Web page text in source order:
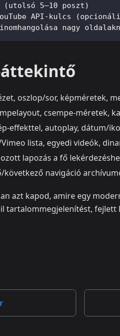
5–10 poszt)
API‑kulcs
nagy
oszlop/sor, képméretek,
csempe‑méretek,
autoplay, dátum/
Vimeo lista, egyedi videók,
lapozás a fő
következő navigáció
azt kapod, amire egy
tartalommegjelenítést, fejlett